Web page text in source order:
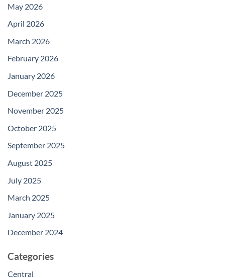
May 2026
April 2026
March 2026
February 2026
January 2026
December 2025
November 2025
October 2025
September 2025
August 2025
July 2025
March 2025
January 2025
December 2024
Categories
Central